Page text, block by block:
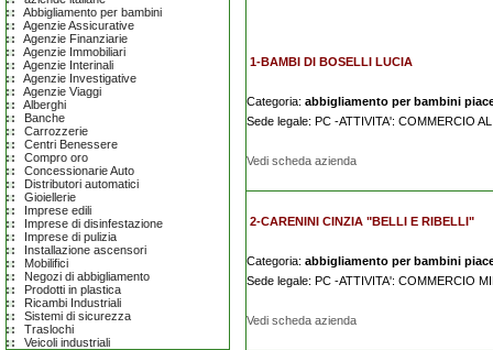
Abbigliamento per bambini
Agenzie Assicurative
Agenzie Finanziarie
Agenzie Immobiliari
Agenzie Interinali
Agenzie Investigative
Agenzie Viaggi
Alberghi
Banche
Carrozzerie
Centri Benessere
Compro oro
Concessionarie Auto
Distributori automatici
Gioiellerie
Imprese edili
Imprese di disinfestazione
Imprese di pulizia
Installazione ascensori
Mobilifici
Negozi di abbigliamento
Prodotti in plastica
Ricambi Industriali
Sistemi di sicurezza
Traslochi
Veicoli industriali
1-BAMBI DI BOSELLI LUCIA
Categoria: abbigliamento per bambini
Sede legale: PC -ATTIVITA': COMMERCIO
Vedi scheda azienda
2-CARENINI CINZIA "BELLI E RIBELLI"
Categoria: abbigliamento per bambini
Sede legale: PC -ATTIVITA': COMMERCIO
Vedi scheda azienda